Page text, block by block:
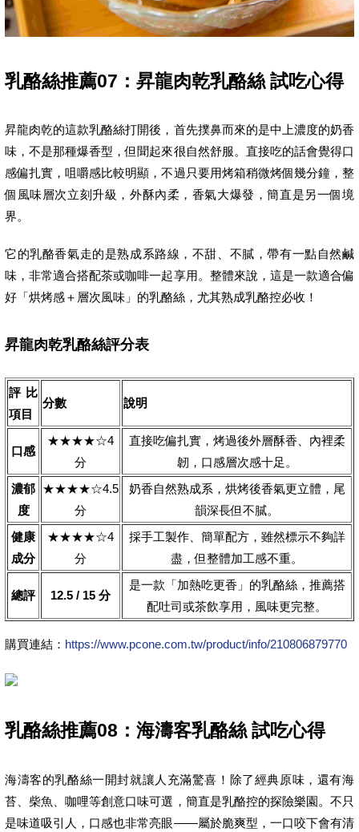
乳酪絲推薦07：昇龍肉乾乳酪絲 試吃心得
昇龍肉乾的這款乳酪絲打開後，首先撲鼻而來的是中上濃度的奶香
味，不是那種爆香型，但聞起來很自然舒服。直接吃的話會覺得口
感偏扎實，咀嚼感比較明顯，不過只要用烤箱稍微烤個幾分鐘，整
個風味層次立刻升級，外酥內柔，香氣大爆發，簡直是另一個境
界。
它的乳酪香氣走的是熟成系路線，不甜、不膩，帶有一點自然鹹
味，非常適合搭配茶或咖啡一起享用。整體來說，這是一款適合偏
好「烘烤感＋層次風味」的乳酪絲，尤其熟成乳酪控必收！
昇龍肉乾乳酪絲評分表
評比
項目
分數 說明
口感
★★★★☆4
分
直接吃偏扎實，烤過後外層酥香、內裡柔
韌，口感層次感十足。
濃郁
度
★★★★☆4.5
分
奶香自然熟成系，烘烤後香氣更立體，尾
韻深長但不膩。
健康
成分
★★★★☆4
分
採手工製作、簡單配方，雖然標示不夠詳
盡，但整體加工感不重。
總評 12.5 / 15 分
是一款「加熱吃更香」的乳酪絲，推薦搭
配吐司或茶飲享用，風味更完整。
購買連結： https://www.pcone.com.tw/product/info/210806879770
乳酪絲推薦08：海濤客乳酪絲 試吃心得
海濤客的乳酪絲一開封就讓人充滿驚喜！除了經典原味，還有海
苔、柴魚、咖哩等創意口味可選，簡直是乳酪控的探險樂園。不只
是味道吸引人，口感也非常亮眼——屬於脆爽型，一口咬下會有清